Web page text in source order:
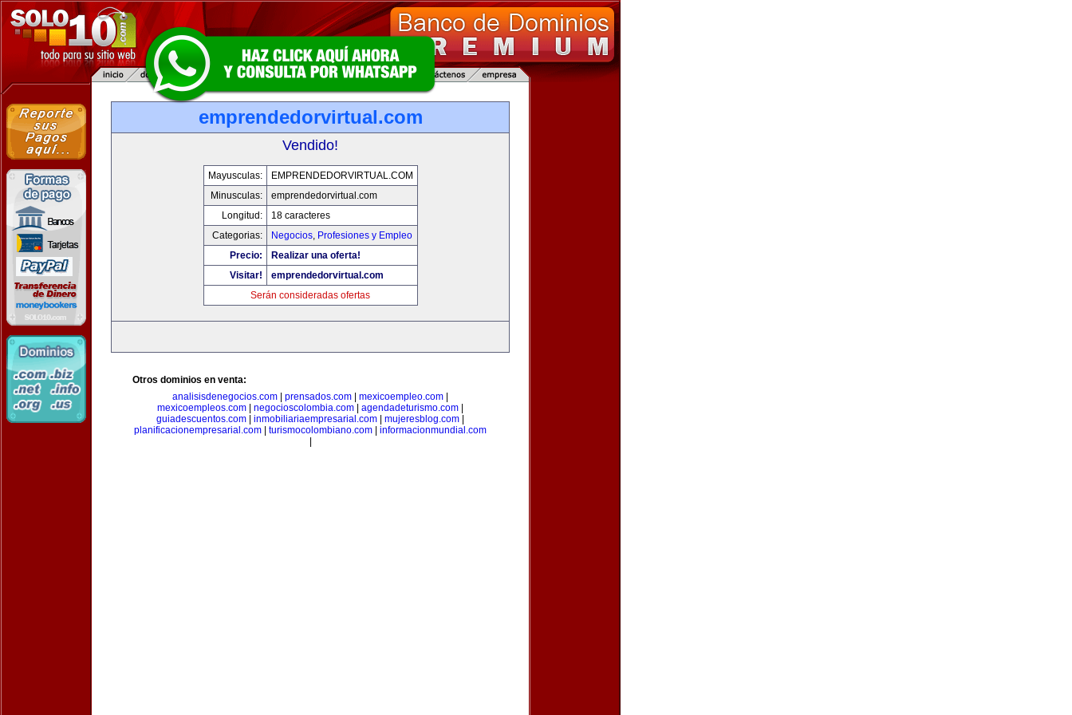
emprendedorvirtual.com
Vendido!
Mayusculas:
EMPRENDEDORVIRTUAL.COM
Minusculas:
emprendedorvirtual.com
Longitud:
18 caracteres
Categorias:
Negocios, Profesiones y Empleo
Precio:
Realizar una oferta!
Visitar!
emprendedorvirtual.com
Serán consideradas ofertas
Otros dominios en venta:
analisisdenegocios.com
prensados.com mexicoempleo.com
mexicoempleos.com
negocioscolombia.com agendadeturismo.com
guiadescuentos.com
inmobiliariaempresarial.com mujeresblog.com
planificacionempresarial.com
turismocolombiano.com
informacionmundial.com